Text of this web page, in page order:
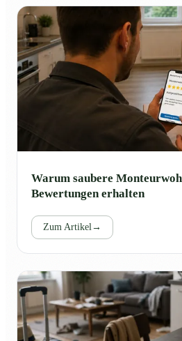
Warum saubere
Bewertungen erhalten
Zum Artikel →